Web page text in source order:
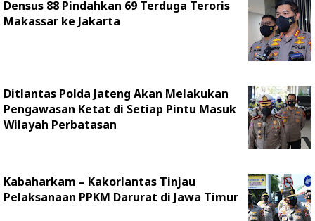
Densus 88 Pindahkan 69 Terduga Teroris
Makassar ke Jakarta
Ditlantas Polda Jateng Akan Melakukan
Pengawasan Ketat di Setiap Pintu Masuk
Wilayah Perbatasan
Kabaharkam – Kakorlantas Tinjau
Pelaksanaan PPKM Darurat di Jawa Timur